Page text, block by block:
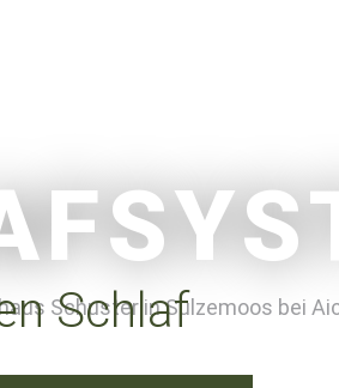
Schlaf